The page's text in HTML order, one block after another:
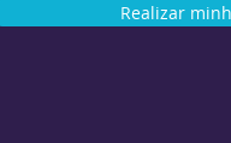
Realizar